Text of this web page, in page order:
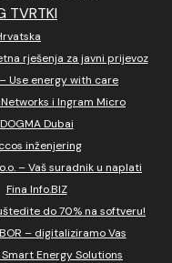
TVRTKI
rješenja za javni prijevoz
Use energy with care
i Ingram Micro
DOGMA Dubai
inženjering
– Vaš suradnik u naplati
Fina Info.BIZ
do 70% na softveru!
– digitaliziramo Vas
Energy Solutions